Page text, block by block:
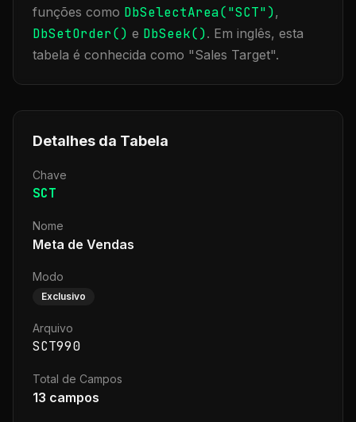
funções como DbSelectArea("SCT"),
DbSetOrder() e DbSeek(). Em inglês, esta
tabela é conhecida como "Sales Target".
Detalhes da Tabela
Chave
SCT
Nome
Meta de Vendas
Modo
Exclusivo
Arquivo
SCT990
Total de Campos
13 campos